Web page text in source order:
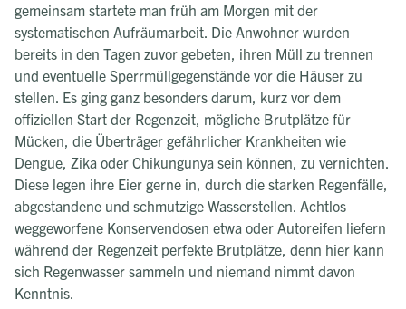
gemeinsam startete man früh am Morgen mit der
systematischen Aufräumarbeit. Die Anwohner wurden
bereits in den Tagen zuvor gebeten, ihren Müll zu trennen
und eventuelle Sperrmüllgegenstände vor die Häuser zu
stellen. Es ging ganz besonders darum, kurz vor dem
offiziellen Start der Regenzeit, mögliche Brutplätze für
Mücken, die Überträger gefährlicher Krankheiten wie
Dengue, Zika oder Chikungunya sein können, zu vernichten.
Diese legen ihre Eier gerne in, durch die starken Regenfälle,
abgestandene und schmutzige Wasserstellen. Achtlos
weggeworfene Konservendosen etwa oder Autoreifen liefern
während der Regenzeit perfekte Brutplätze, denn hier kann
sich Regenwasser sammeln und niemand nimmt davon
Kenntnis.